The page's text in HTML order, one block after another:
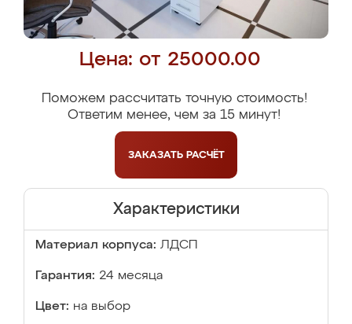
Цена: от 25000.00
Поможем рассчитать точную стоимость!
Ответим менее, чем за 15 минут!
ЗАКАЗАТЬ РАСЧЁТ
Характеристики
Материал корпуса: ЛДСП
Гарантия: 24 месяца
Цвет: на выбор